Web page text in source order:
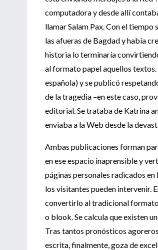
computadora y desde allí
llamar Salam Pax. Con el tiempo
las afueras de Bagdad y había
historia lo terminaría
al formato papel aquellos textos.
española) y se publicó
de la tragedia –en este caso,
editorial. Se trataba de Katrina
enviaba a la Web desde la
Ambas publicaciones forman
en ese espacio inaprensible y
páginas personales radicados
los visitantes pueden intervenir.
convertirlo al tradicional
o blook. Se calcula que existen
Tras tantos pronósticos
escrita, finalmente, goza de